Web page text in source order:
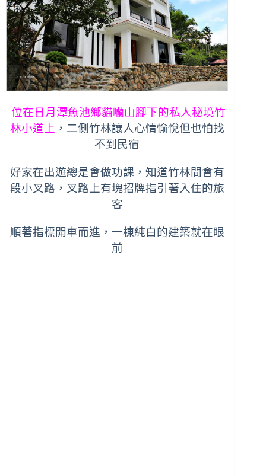
位在日月潭魚池鄉貓囒山腳下的私人秘境竹
林小道上 ，二側竹林讓人心情愉悅但也怕找
不到民宿
好家在出遊總是會做功課，知道竹林間會有
段小叉路，叉路上有塊招牌指引著入住的旅
客
順著指標開車而進，一棟純白的建築就在眼
前